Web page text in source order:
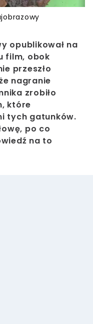
opublikował na
film, obok
przeszło
nagranie
zrobiło
które
tych gatunków.
po co
na to